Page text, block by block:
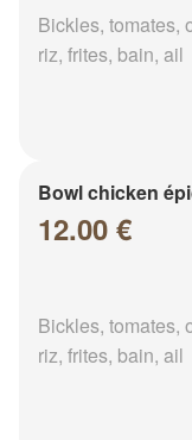
Bickles, tomates,
riz, frites, bain, ail
Bowl chicken
12.00 €
Bickles, tomates,
riz, frites, bain, ail